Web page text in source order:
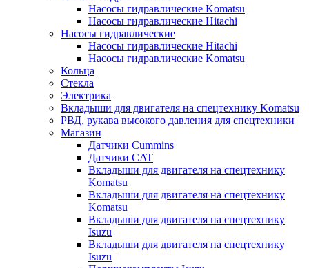
Насосы гидравлические Komatsu
Насосы гидравлические Hitachi
Насосы гидравлические
Насосы гидравлические Hitachi
Насосы гидравлические Komatsu
Кольца
Стекла
Электрика
Вкладыши для двигателя на спецтехнику Komatsu
РВД, рукава высокого давления для спецтехники
Магазин
Датчики Cummins
Датчики CAT
Вкладыши для двигателя на спецтехнику
Komatsu
Вкладыши для двигателя на спецтехнику
Komatsu
Вкладыши для двигателя на спецтехнику
Isuzu
Вкладыши для двигателя на спецтехнику
Isuzu